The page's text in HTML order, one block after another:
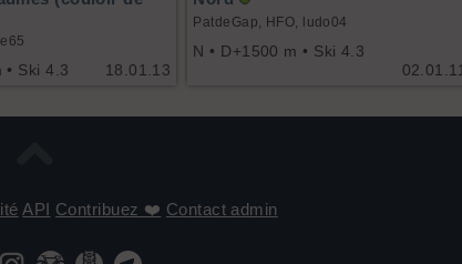
18.01.13
• Ski 4.3 02.01.11
PatdeGap, HFO, ludo04
N • D+1500 m • Ski 4.3
API Contribuez ❤️ Contact admin